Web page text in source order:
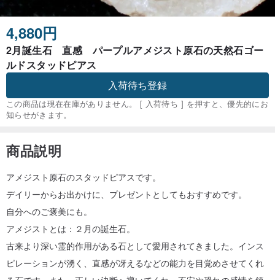
4,880円
2月誕生石 直感 パープルアメジスト原石の天然石ゴー
ルドスタッドピアス
入荷待ち登録
この商品は現在在庫がありません。 [ 入荷待ち ] を押すと、優先的にお
知らせがきます。
商品説明
アメジスト原石のスタッドピアスです。
デイリーからお出かけに、プレゼントとしてもおすすめです。
自分へのご褒美にも。
アメジストとは：２月の誕生石。
古来より深い霊的作用がある石として愛用されてきました。インス
ピレーションが湧く、直感が冴えるなどの能力を目覚めさせてくれ